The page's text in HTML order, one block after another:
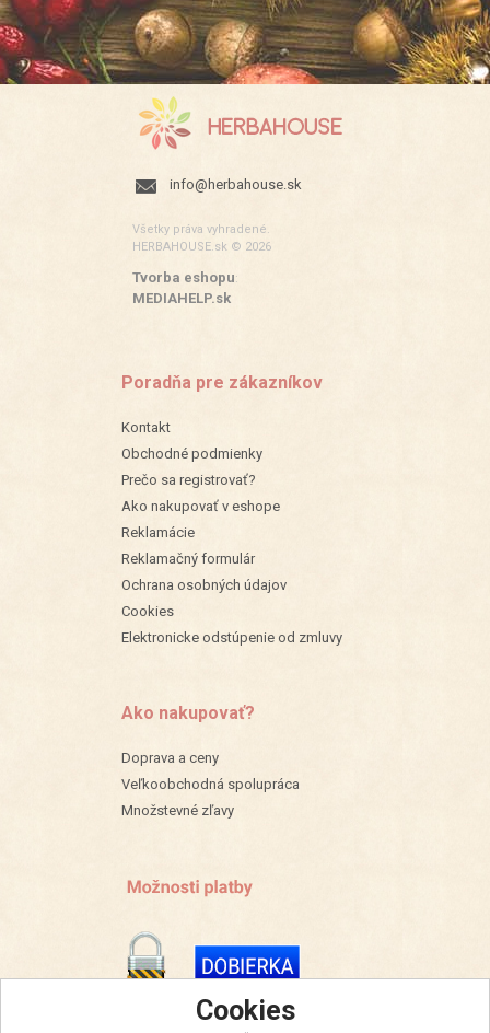
Cookies
info@herbahouse.sk
Všetky práva vyhradené.
HERBAHOUSE.sk © 2026
Tvorba eshopu:
MEDIAHELP.sk
Poradňa pre zákazníkov
Kontakt
Obchodné podmienky
Prečo sa registrovať?
Ako nakupovať v eshope
Reklamácie
Reklamačný formulár
Ochrana osobných údajov
Cookies
Elektronicke odstúpenie od zmluvy
Ako nakupovať?
Doprava a ceny
Veľkoobchodná spolupráca
Množstevné zľavy